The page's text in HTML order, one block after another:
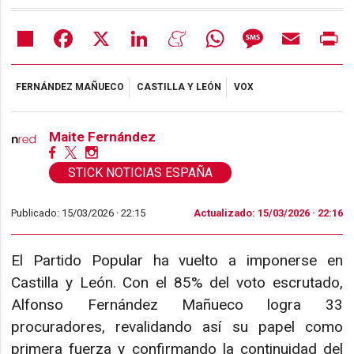
Share Facebook LinkedIn MeneameWhatsAppMessageEmail
FERNÁNDEZ MAÑUECO CASTILLA Y LEÓN VOX
Maite Fernández
STICK NOTICIAS ESPAÑA
Publicado: 15/03/2026 ·22:15 Actualizado: 15/03/2026 · 22:16
El Partido Popular ha vuelto a imponerse en
Castilla y León. Con el 85% del voto escrutado,
Alfonso Fernández Mañueco logra 33
procuradores, revalidando así su papel como
primera fuerza y confirmando la continuidad del